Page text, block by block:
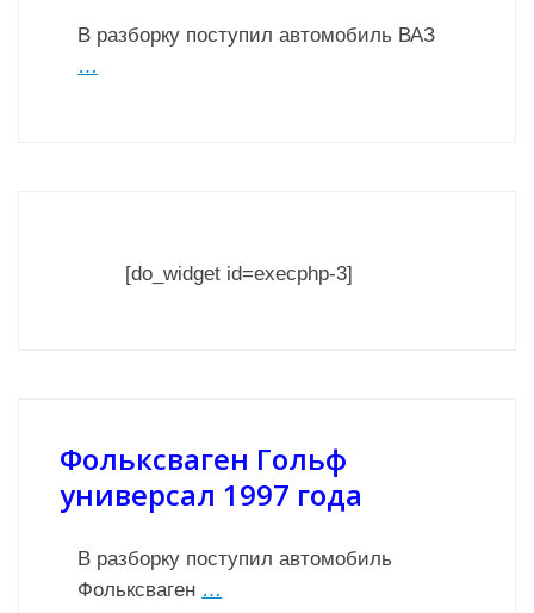
В разборку поступил автомобиль ВАЗ
…
[do_widget id=execphp-3]
Фольксваген Гольф
универсал 1997 года
В разборку поступил автомобиль
Фольксваген …